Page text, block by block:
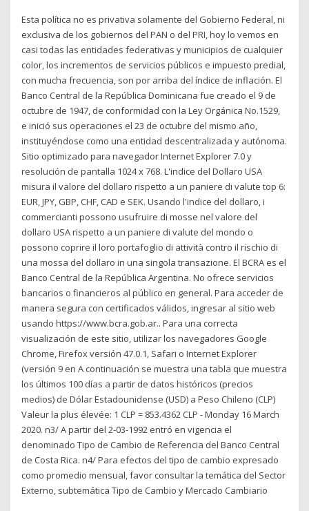
Esta política no es privativa solamente del Gobierno Federal, ni
exclusiva de los gobiernos del PAN o del PRI, hoy lo vemos en
casi todas las entidades federativas y municipios de cualquier
color, los incrementos de servicios públicos e impuesto predial,
con mucha frecuencia, son por arriba del índice de inflación. El
Banco Central de la República Dominicana fue creado el 9 de
octubre de 1947, de conformidad con la Ley Orgánica No.1529,
e inició sus operaciones el 23 de octubre del mismo año,
instituyéndose como una entidad descentralizada y autónoma.
Sitio optimizado para navegador Internet Explorer 7.0 y
resolución de pantalla 1024 x 768. L'indice del Dollaro USA
misura il valore del dollaro rispetto a un paniere di valute top 6:
EUR, JPY, GBP, CHF, CAD e SEK. Usando l'indice del dollaro, i
commercianti possono usufruire di mosse nel valore del
dollaro USA rispetto a un paniere di valute del mondo o
possono coprire il loro portafoglio di attività contro il rischio di
una mossa del dollaro in una singola transazione. El BCRA es el
Banco Central de la República Argentina. No ofrece servicios
bancarios o financieros al público en general. Para acceder de
manera segura con certificados válidos, ingresar al sitio web
usando https://www.bcra.gob.ar.. Para una correcta
visualización de este sitio, utilizar los navegadores Google
Chrome, Firefox versión 47.0.1, Safari o Internet Explorer
(versión 9 en A continuación se muestra una tabla que muestra
los últimos 100 días a partir de datos históricos (precios
medios) de Dólar Estadounidense (USD) a Peso Chileno (CLP)
Valeur la plus élevée: 1 CLP = 853.4362 CLP - Monday 16 March
2020. n3/ A partir del 2-03-1992 entró en vigencia el
denominado Tipo de Cambio de Referencia del Banco Central
de Costa Rica. n4/ Para efectos del tipo de cambio expresado
como promedio mensual, favor consultar la temática del Sector
Externo, subtemática Tipo de Cambio y Mercado Cambiario